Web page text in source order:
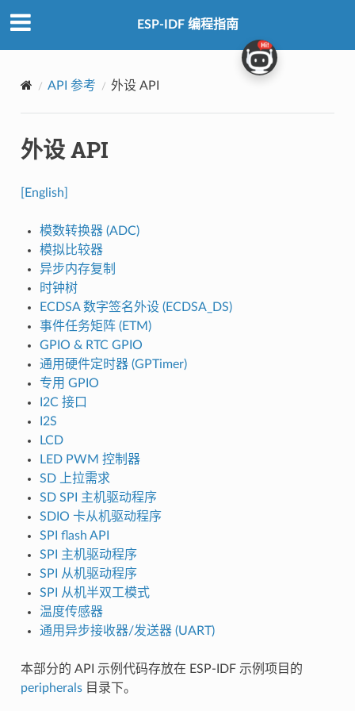
ESP-IDF 编程指南
API 参考 外设 API
外设 API
[English]
模数转换器 (ADC)
模拟比较器
异步内存复制
时钟树
ECDSA 数字签名外设 (ECDSA_DS)
事件任务矩阵 (ETM)
GPIO & RTC GPIO
通用硬件定时器 (GPTimer)
专用 GPIO
I2C 接口
I2S
LCD
LED PWM 控制器
SD 上拉需求
SD SPI 主机驱动程序
SDIO 卡从机驱动程序
SPI flash API
SPI 主机驱动程序
SPI 从机驱动程序
SPI 从机半双工模式
温度传感器
通用异步接收器/发送器 (UART)
本部分的 API 示例代码存放在 ESP-IDF 示例项目的
peripherals目录下。